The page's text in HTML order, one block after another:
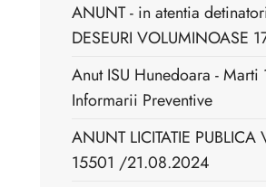
ANUNT - in atentia
DESEURI VOLUMINOASE
Anut ISU Hunedoara - Marti
Informarii Preventive
ANUNT LICITATIE PUBLICA
15501 /21.08.2024